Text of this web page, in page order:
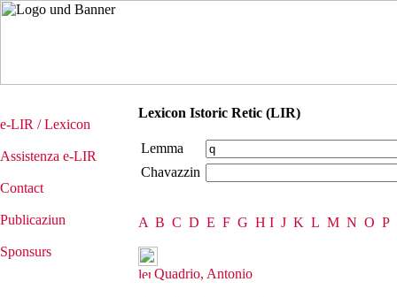
e-LIR / Lexicon
Assistenza e-LIR
Contact
Publicaziun
Sponsurs
Lexicon Istoric Retic (LIR)
Lemma
Chavazzin
A B C D E F G H I J K L M N O P
Quadrio, Antonio